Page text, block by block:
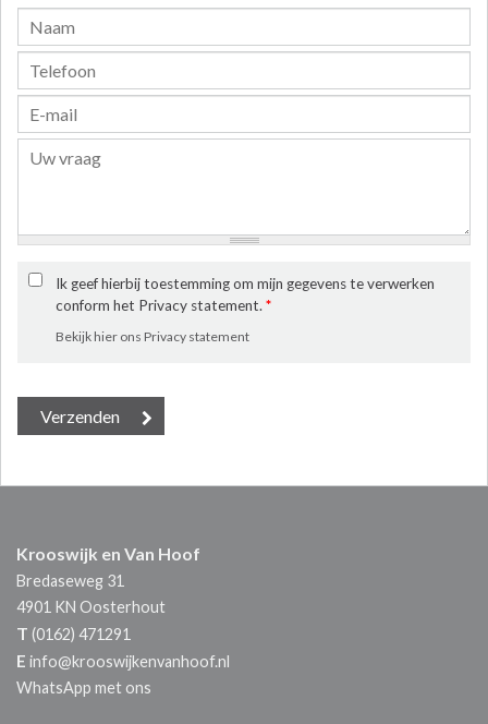
Ik geef hierbij toestemming om mijn gegevens te verwerken
conform het Privacy statement.*
Bekijk hier ons Privacy statement
Krooswijk en Van Hoof
Bredaseweg 31
4901 KN Oosterhout
T (0162) 471291
E info@krooswijkenvanhoof.nl
WhatsApp met ons